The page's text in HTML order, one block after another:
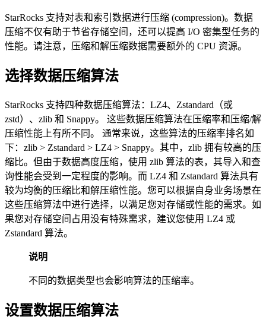
StarRocks 支持对表和索引数据进行压缩 (compression)。数据
压缩不仅有助于节省存储空间，还可以提高 I/O 密集型任务的
性能。请注意，压缩和解压缩数据需要额外的 CPU 资源。
选择数据压缩算法
StarRocks 支持四种数据压缩算法：LZ4、Zstandard（或
zstd）、zlib 和 Snappy。 这些数据压缩算法在压缩率和压缩/解
压缩性能上有所不同。 通常来说，这些算法的压缩率排名如
下：zlib > Zstandard > LZ4 > Snappy。其中，zlib 拥有较高的压
缩比。但由于数据高度压缩，使用 zlib 算法的表，其导入和查
询性能会受到一定程度的影响。而 LZ4 和 Zstandard 算法具有
较为均衡的压缩比和解压缩性能。您可以根据自身业务场景在
这些压缩算法中进行选择，以满足您对存储或性能的需求。如
果您对存储空间占用没有特殊需求，建议您使用 LZ4 或
Zstandard 算法。
说明
不同的数据类型也会影响算法的压缩率。
设置数据压缩算法